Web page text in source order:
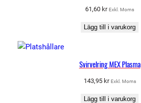
61,60 kr Exkl. Moms
Lägg till i varukorg
Svirvelring MEX Plasma
143,95 kr Exkl. Moms
Lägg till i varukorg